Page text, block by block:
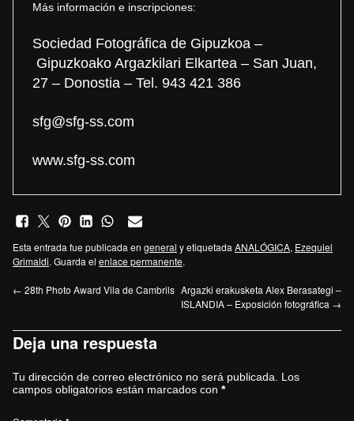
Más información e inscripciones:
Sociedad Fotográfica de Gipuzkoa –
Gipuzkoako Argazkilari Elkartea – San Juan,
27 – Donostia – Tel. 943 421 386
sfg@sfg-ss.com
www.sfg-ss.com
Esta entrada fue publicada en general y etiquetada ANALÓGICA, Ezequiel
Grimaldi. Guarda el enlace permanente.
← 28th Photo Award Vila de Cambrils Argazki erakusketa Alex Berasategi –
ISLANDIA – Exposición fotográfica →
Deja una respuesta
Tu dirección de correo electrónico no será publicada. Los
campos obligatorios están marcados con *